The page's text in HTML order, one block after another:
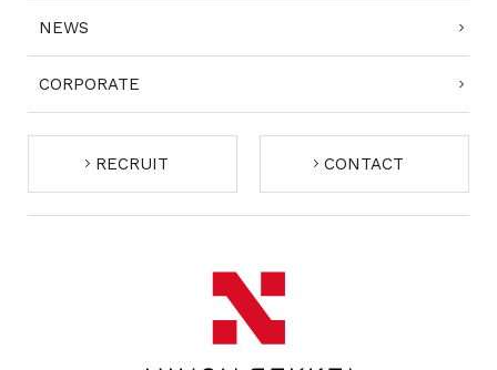
NEWS
CORPORATE
RECRUIT CONTACT